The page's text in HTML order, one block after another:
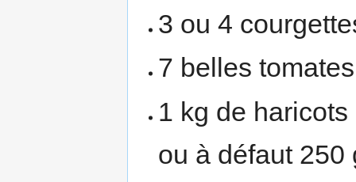
3 ou 4
7 belles tomates
1 kg de
ou à défaut 250